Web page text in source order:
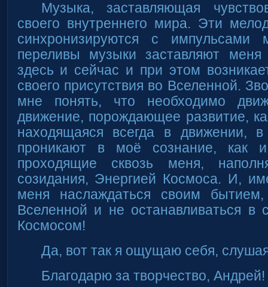
Музыка, заставляющая
своего внутреннего мира. Эти
синхронизируются с
переливы музыки заставляют меня
здесь и сейчас и при этом
своего присутствия во Вселенной.
мне понять, что необходимо
движение, порождающее развитие,
находящаяся всегда в движении,
проникают в моё сознание, как
проходящие сквозь меня,
созидания, Энергией Космоса. И,
меня наслаждаться своим
Вселенной и не останавливаться в
Космосом!
Да, вот так я ощущаю себя,
Благодарю за творчество, Андрей!